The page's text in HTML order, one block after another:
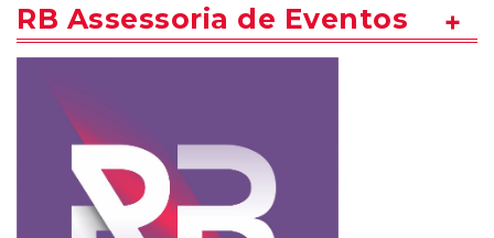
RB Assessoria de Eventos